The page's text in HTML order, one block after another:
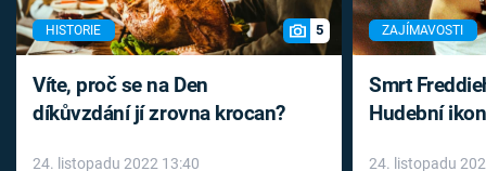
HISTORIE 5
Víte, proč se na Den
díkůvzdání jí zrovna krocan?
24. listopadu 2022 13:40
ZAJÍMAVOSTI
Smrt
Hudební
24. listopadu